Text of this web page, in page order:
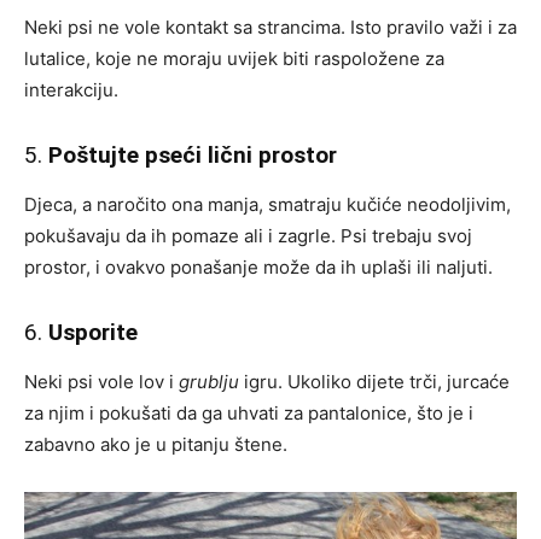
Neki psi ne vole kontakt sa strancima. Isto pravilo važi i za
lutalice, koje ne moraju uvijek biti raspoložene za
interakciju.
5. Poštujte pseći lični prostor
Djeca, a naročito ona manja, smatraju kučiće neodoljivim,
pokušavaju da ih pomaze ali i zagrle. Psi trebaju svoj
prostor, i ovakvo ponašanje može da ih uplaši ili naljuti.
6. Usporite
Neki psi vole lov i grublju igru. Ukoliko dijete trči, jurcaće
za njim i pokušati da ga uhvati za pantalonice, što je i
zabavno ako je u pitanju štene.